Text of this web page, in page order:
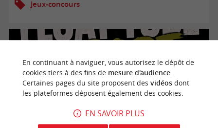
Jeux-concours
En continuant à naviguer, vous autorisez le dépôt de
cookies tiers à des fins de mesure d'audience.
Certaines pages du site proposent des vidéosdont
les plateformes déposent également des cookies.
EN SAVOIR PLUS